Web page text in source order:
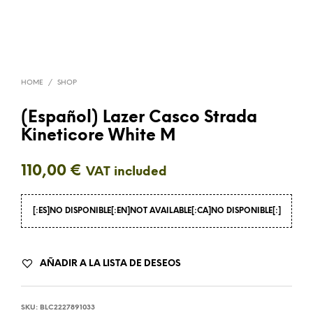
HOME / SHOP
(Español) Lazer Casco Strada
Kineticore White M
110,00 € VAT included
[:ES]NO DISPONIBLE[:EN]NOT AVAILABLE[:CA]NO DISPONIBLE[:]
AÑADIR A LA LISTA DE DESEOS
SKU: BLC2227891033